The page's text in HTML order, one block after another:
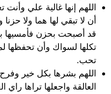
اللهم إنها غالية علي وأنت
أن لا تبقي لها هما ولا
قد أصبحت بحزن فأمسيها
تكلها لسواك وأن تحفظها
تحب.
اللهم بشرها بكل خير
العالقة واجعلها تراها